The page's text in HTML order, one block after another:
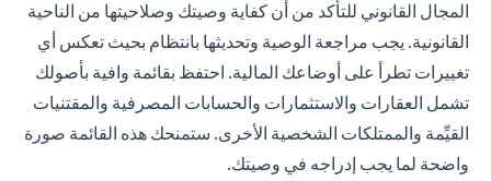
المجال القانوني للتأكد من أن كفاية وصيتك وصلاحيتها من الناحية
القانونية. يجب مراجعة الوصية وتحديثها بانتظام بحيث تعكس أي
تغييرات تطرأ على أوضاعك المالية. احتفظ بقائمة وافية بأصولك
تشمل العقارات والاستثمارات والحسابات المصرفية والمقتنيات
القيِّمة والممتلكات الشخصية الأخرى. ستمنحك هذه القائمة صورة
واضحة لما يجب إدراجه في وصيتك.